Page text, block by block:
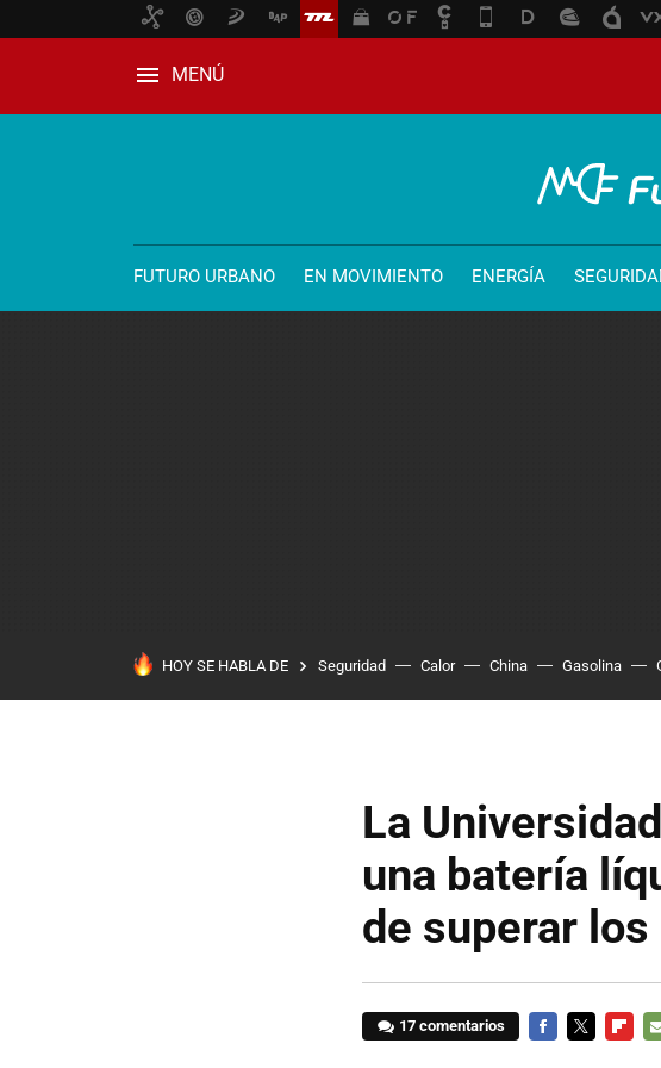
MENÚ
FUTURO URBANO EN MOVIMIENTO ENERGÍA
HOY SE HABLA DE Seguridad Calor China Gasolina
La
una batería
de superar
17 comentarios